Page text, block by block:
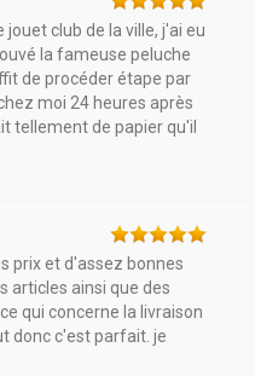
club de la ville, j'ai eu
la fameuse peluche
de procéder étape par
moi 24 heures après
tellement de papier qu'il
prix et d'assez bonnes
articles ainsi que des
qui concerne la livraison
donc c'est parfait. je